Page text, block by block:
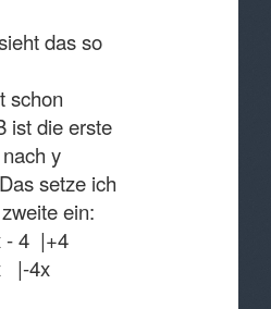
das so
schon
ist die erste
y
setze ich
ein:
- 4 |+4
|-4x